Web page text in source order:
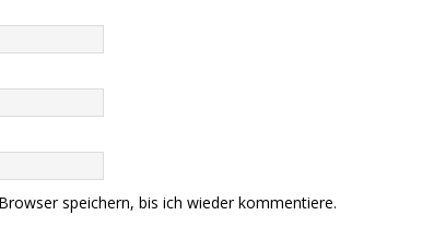
speichern, bis ich wieder kommentiere.